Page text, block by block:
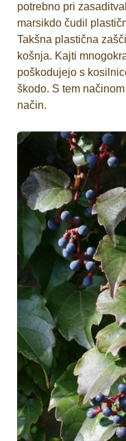
potrebno pri
marsikdo čudil
Takšna plastična
košnja. Kajti
poškodujejo s
škodo. S tem
način.